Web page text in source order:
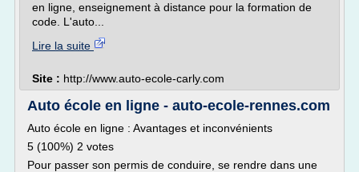
en ligne, enseignement à distance pour la formation de
code. L'auto...
Lire la suite
Site : http://www.auto-ecole-carly.com
Auto école en ligne - auto-ecole-rennes.com
Auto école en ligne : Avantages et inconvénients
5 (100%) 2 votes
Pour passer son permis de conduire, se rendre dans une